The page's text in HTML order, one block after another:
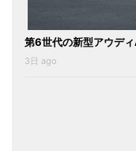
第6世代の新型アウデ
3日 ago